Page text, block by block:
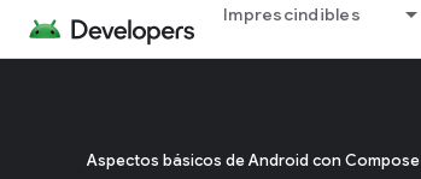
Imprescindibles
Aspectos básicos de Android con Compose